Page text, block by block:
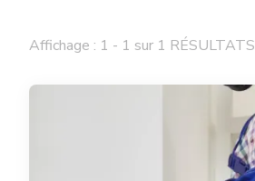
Affichage : 1 - 1 sur 1 RÉSULTATS